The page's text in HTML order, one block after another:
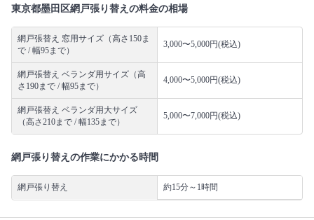
東京都墨田区網戸張り替えの料金の相場
網戸張替え 窓用サイズ（高さ150ま
で / 幅95まで）
3,000〜5,000円(税込)
網戸張替え ベランダ用サイズ（高
さ190まで / 幅95まで）
4,000〜5,000円(税込)
網戸張替え ベランダ用大サイズ
（高さ210まで / 幅135まで）
5,000〜7,000円(税込)
網戸張り替えの作業にかかる時間
網戸張り替え 約15分～1時間